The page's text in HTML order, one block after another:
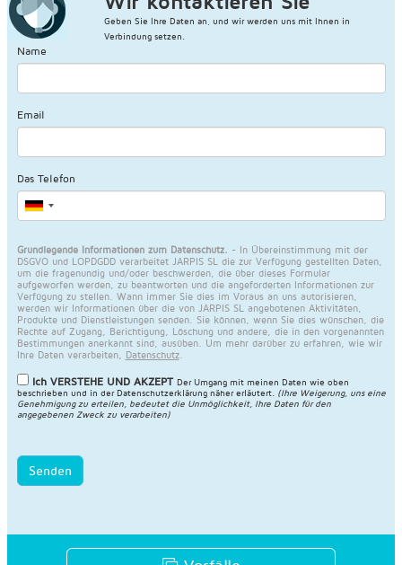
Geben Sie Ihre Daten an, und wir werden uns mit Ihnen in
Verbindung setzen.
Name
Email
Das Telefon
Grundlegende Informationen zum Datenschutz. - In Übereinstimmung mit der
DSGVO und LOPDGDD verarbeitet JARPIS SL die zur Verfügung gestellten Daten,
um die fragenundig und/oder beschwerden, die über dieses Formular
aufgeworfen werden, zu beantworten und die angeforderten Informationen zur
Verfügung zu stellen. Wann immer Sie dies im Voraus an uns autorisieren,
werden wir Informationen über die von JARPIS SL angebotenen Aktivitäten,
Produkte und Dienstleistungen senden. Sie können, wenn Sie dies wünschen, die
Rechte auf Zugang, Berichtigung, Löschung und andere, die in den vorgenannten
Bestimmungen anerkannt sind, ausüben. Um mehr darüber zu erfahren, wie wir
Ihre Daten verarbeiten,
Datenschutz.
Ich VERSTEHE UND AKZEPT Der Umgang mit meinen Daten wie oben
beschrieben und in derDatenschutzerklärung näher erläutert. (Ihre Weigerung, uns eine
Genehmigung zu erteilen, bedeutet die Unmöglichkeit, Ihre Daten für den
angegebenen Zweck zu verarbeiten)
Senden